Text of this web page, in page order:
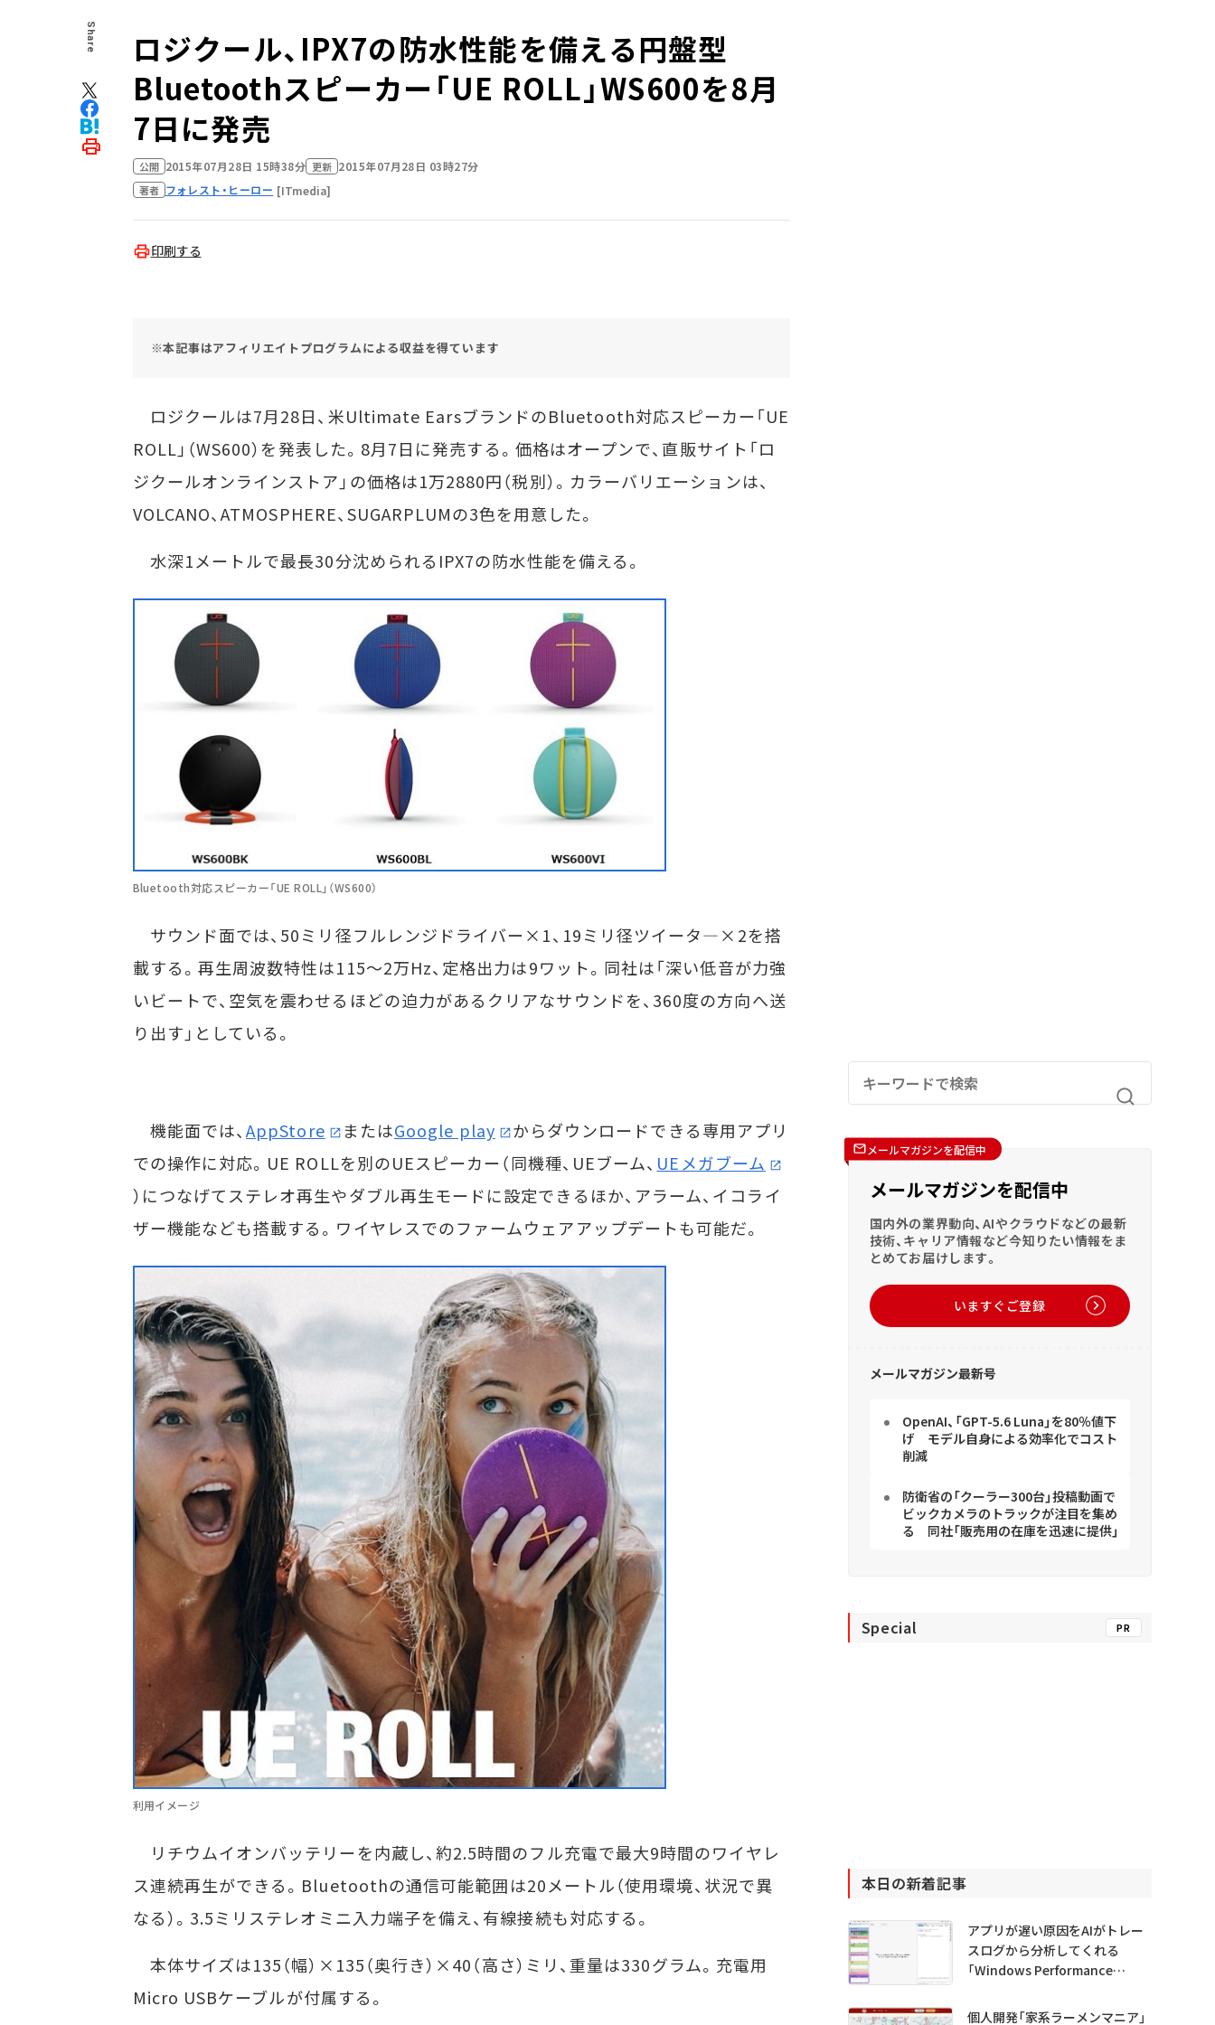
Share
ロジクール、IPX7の防水性能を備える円盤型
Bluetoothスピーカー「UE ROLL」WS600を8月
7日に発売
公開 2015年07月28日 15時38分 更新 2015年07月28日 03時27分
著者 フォレスト・ヒーロー [ITmedia]
印刷する
※本記事はアフィリエイトプログラムによる収益を得ています
ロジクールは7月28日、米Ultimate EarsブランドのBluetooth対応スピーカー「UE
ROLL」（WS600）を発表した。8月7日に発売する。価格はオープンで、直販サイト「ロ
ジクールオンラインストア」の価格は1万2880円（税別）。カラーバリエーションは、
VOLCANO、ATMOSPHERE、SUGARPLUMの3色を用意した。
水深1メートルで最長30分沈められるIPX7の防水性能を備える。
Bluetooth対応スピーカー「UE ROLL」（WS600）
サウンド面では、50ミリ径フルレンジドライバー×1、19ミリ径ツイータ―×2を搭
載する。再生周波数特性は115～2万Hz、定格出力は9ワット。同社は「深い低音が力強
いビートで、空気を震わせるほどの迫力があるクリアなサウンドを、360度の方向へ送
り出す」としている。
機能面では、AppStore またはGoogle play
からダウンロードできる専用アプリ
での操作に対応。UE ROLLを別のUEスピーカー（同機種、UEブーム、 UEメガブーム
）につなげてステレオ再生やダブル再生モードに設定できるほか、アラーム、イコライ
ザー機能なども搭載する。ワイヤレスでのファームウェアアップデートも可能だ。
利用イメージ
リチウムイオンバッテリーを内蔵し、約2.5時間のフル充電で最大9時間のワイヤレ
ス連続再生ができる。Bluetoothの通信可能範囲は20メートル（使用環境、状況で異
なる）。3.5ミリステレオミニ入力端子を備え、有線接続も対応する。
本体サイズは135（幅）×135（奥行き）×40（高さ）ミリ、重量は330グラム。充電用
Micro USBケーブルが付属する。
メールマガジンを配信中
メールマガジンを配信中
国内外の業界動向、AIやクラウドなどの最新
技術、キャリア情報など今知りたい情報をま
とめてお届けします。
いますぐご登録
メールマガジン最新号
OpenAI、「GPT-5.6 Luna」を80％値下
げ モデル自身による効率化でコスト
削減
防衛省の「クーラー300台」投稿動画で
ビックカメラのトラックが注目を集め
る 同社「販売用の在庫を迅速に提供」
Special PR
本日の新着記事
アプリが遅い原因をAIがトレー
スログから分析してくれる
「Windows Performance
プレビュー公開
個人開発「家系ラーメンマニア」